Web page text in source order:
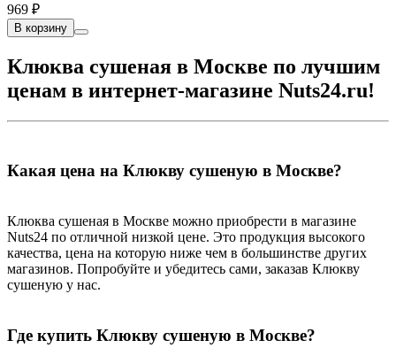
969 ₽
В корзину
Клюква сушеная в Москве по лучшим
ценам в интернет-магазине Nuts24.ru!
Какая цена на Клюкву сушеную в Москве?
Клюква сушеная в Москве можно приобрести в магазине
Nuts24 по отличной низкой цене. Это продукция высокого
качества, цена на которую ниже чем в большинстве других
магазинов. Попробуйте и убедитесь сами, заказав Клюкву
сушеную у нас.
Где купить Клюкву сушеную в Москве?